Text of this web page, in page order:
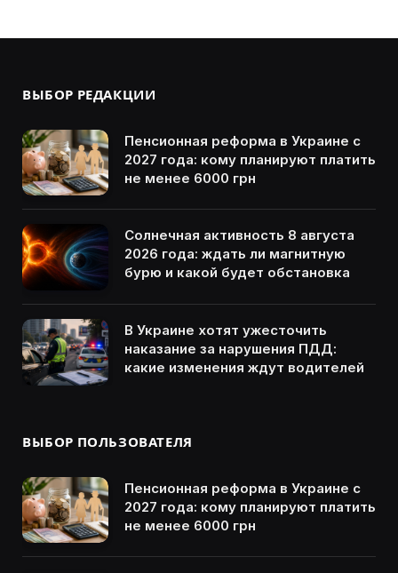
ВЫБОР РЕДАКЦИИ
Пенсионная реформа в Украине с
2027 года: кому планируют платить
не менее 6000 грн
Солнечная активность 8 августа
2026 года: ждать ли магнитную
бурю и какой будет обстановка
В Украине хотят ужесточить
наказание за нарушения ПДД:
какие изменения ждут водителей
ВЫБОР ПОЛЬЗОВАТЕЛЯ
Пенсионная реформа в Украине с
2027 года: кому планируют платить
не менее 6000 грн